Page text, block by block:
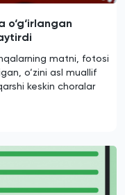
o‘g‘irlangan
matni, fotosi
o‘zini asl muallif
keskin choralar